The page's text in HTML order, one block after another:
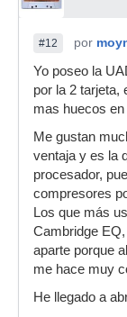
#12 por
Yo poseo la
por la 2 tarjeta,
mas huecos en
Me gustan
ventaja y es la
procesador,
compresores
Los que más
Cambridge
aparte porque
me hace muy
He llegado a